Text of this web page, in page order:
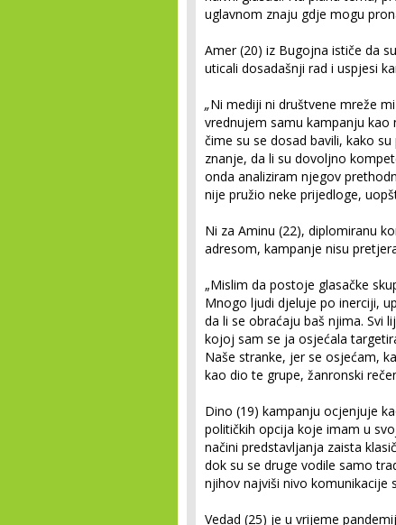
uglavnom znaju gdje mogu
Amer (20) iz Bugojna ističe da
uticali dosadašnji rad i uspjesi
„Ni mediji ni društvene mreže
vrednujem samu kampanju kao
čime su se dosad bavili, kako
znanje, da li su dovoljno
onda analiziram njegov
nije pružio neke prijedloge,
Ni za Aminu (22), diplomiranu
adresom, kampanje nisu
„Mislim da postoje glasačke
Mnogo ljudi djeluje po inerciji,
da li se obraćaju baš njima. Svi
kojoj sam se ja osjećala
Naše stranke, jer se osjećam,
kao dio te grupe, žanronski
Dino (19) kampanju ocjenjuje
političkih opcija koje imam u
načini predstavljanja zaista
dok su se druge vodile samo
njihov najviši nivo komunikacije
Vedad (25) je u vrijeme